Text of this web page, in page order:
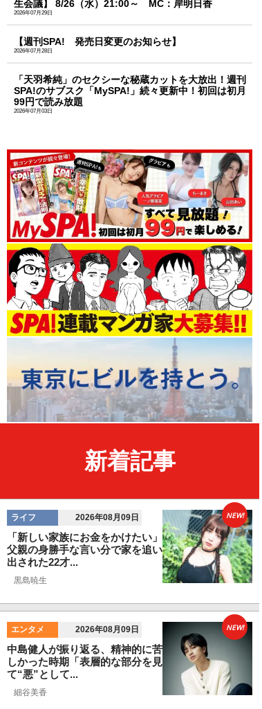
生会議】 8/26（水）21:00～ MC：岸明日香
2026年07月29日
【週刊SPA! 発売日変更のお知らせ】
2026年07月28日
「天羽希純」のセクシーな秘蔵カットを大放出！週刊
SPA!のサブスク「MySPA!」続々更新中！初回は初月
99円で読み放題
2026年07月03日
新着記事
ライフ 2026年08月09日
「新しい家族にお金をかけたい」
父親の身勝手な言い分で家を追い
出された22才...
黒島暁生
NEW!
エンタメ 2026年08月09日
中島健人が振り返る、精神的に苦
しかった時期「表層的な部分を見
て“悪”として...
細谷美香
NEW!